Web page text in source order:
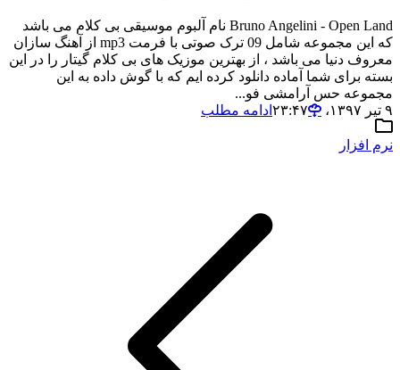
Bruno Angelini - Open Land نام آلبوم موسیقی بی کلام می باشد
که این مجموعه شامل 09 ترک صوتی با فرمت mp3 از آهنگ سازان
معروف دنیا می باشد ، از بهترین موزیک های بی کلام گیتار را در این
بسته برای شما آماده دانلود کرده ایم که با گوش داده به این
مجموعه حس آرامشی فو...
۹ تیر ۱۳۹۷،‏ ۲۳:۴۷
ادامه مطلب
نرم افزار